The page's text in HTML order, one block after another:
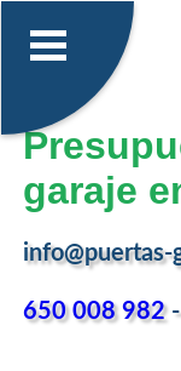
garaje
info@puertas-
650 008 982-